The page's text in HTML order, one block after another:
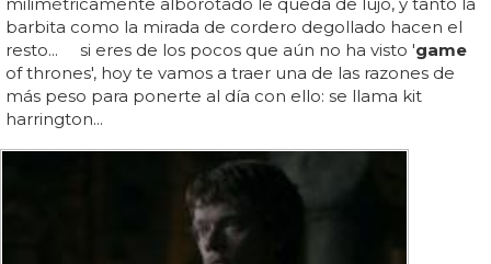
barbita como la mirada de cordero degollado hacen el
resto... si eres de los pocos que aún no ha visto 'game
of thrones', hoy te vamos a traer una de las razones de
más peso para ponerte al día con ello: se llama kit
harrington...